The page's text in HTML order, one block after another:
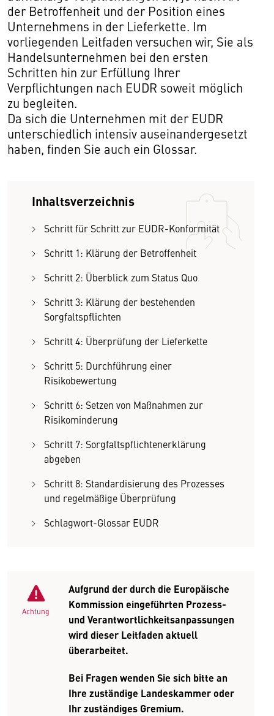
der Betroffenheit und der Position eines
Unternehmens in der Lieferkette. Im
vorliegenden Leitfaden versuchen wir, Sie als
Handelsunternehmen bei den ersten
Schritten hin zur Erfüllung Ihrer
Verpflichtungen nach EUDR soweit möglich
zu begleiten.
Da sich die Unternehmen mit der EUDR
unterschiedlich intensiv auseinandergesetzt
haben, finden Sie auch ein Glossar.
Inhaltsverzeichnis
Schritt für Schritt zur EUDR-Konformität
Schritt 1: Klärung der Betroffenheit
Schritt 2: Überblick zum Status Quo
Schritt 3: Klärung der bestehenden
Sorgfaltspflichten
Schritt 4: Überprüfung der Lieferkette
Schritt 5: Durchführung einer
Risikobewertung
Schritt 6: Setzen von Maßnahmen zur
Risikominderung
Schritt 7: Sorgfaltspflichtenerklärung
abgeben
Schritt 8: Standardisierung des Prozesses
und regelmäßige Überprüfung
Schlagwort-Glossar EUDR
Achtung
Aufgrund der durch die Europäische
Kommission eingeführten Prozess-
und Verantwortlichkeitsanpassungen
wird dieser Leitfaden aktuell
überarbeitet.
Bei Fragen wenden Sie sich bitte an
Ihre zuständige Landeskammer oder
Ihr zuständiges Gremium.